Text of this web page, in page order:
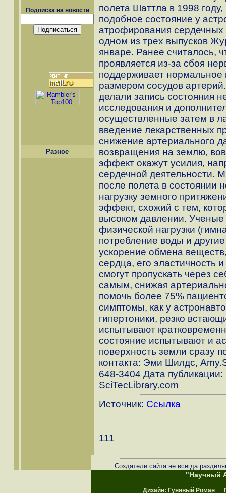
Подписка на новости
Разное
полета Шаттла в 1998
подобное состояние у
атрофирования
одном из трех выпусков
январе. Ранее считалось,
проявляется из-за сбоя
поддерживает нормальное
размером сосудов
делали запись состояния
исследования и
осуществленные затем в
введение лекарственных
снижение артериального
возвращения на землю,
эффект окажут усилия,
сердечной деятельности.
после полета в состоянии
нагрузку земного
эффект, схожий с тем,
высоком давлении. Ученые
физической нагрузки
потребление воды и
ускорение обмена
сердца, его эластичность
смогут пропускать через
самым, снижая
помочь более 75%
симптомы, как у
гипертоники, резко
испытывают
состояние испытывают и
поверхность земли сразу
контакта: Эми Шилдс,
648-3404 Дата
SciTecLibrary.com
Источник: Ссылка
111
Создатели сайта не всегда
"Научный
Дизайн: Гунявый Роман